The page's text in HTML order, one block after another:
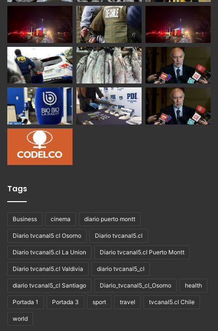
Tags
Business cinema diario puerto montt
Diario tvcanal5 cl Osorno Diario tvcanal5.cl
Diario tvcanal5.cl La Union Diario tvcanal5.cl Puerto Montt
Diario tvcanal5.cl Valdivia diario tvcanal5_cl
diario tvcanal5_cl Santiago Diario_tvcanal5_cl_Osorno health
Portada 1 Portada 3 sport travel tvcanal5.cl Chile
world